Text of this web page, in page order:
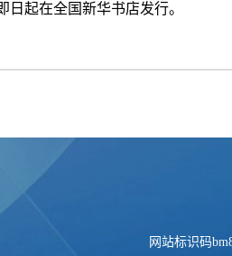
日起在全国新华书店发行。
网站标识码